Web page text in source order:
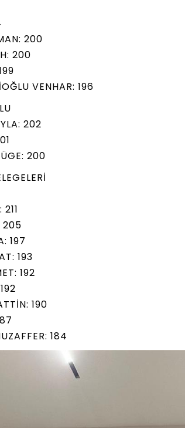
200
200
VENHAR: 196
202
200
205
197
193
192
190
184